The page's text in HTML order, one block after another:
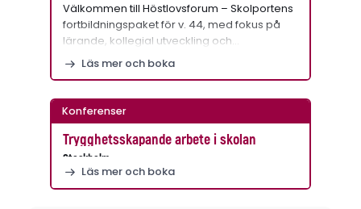
Välkommen till Höstlovsforum – Skolportens
fortbildningspaket för v. 44, med fokus på
lärande, kollegial utveckling och…
Läs mer och boka
Konferenser
Trygghetsskapande arbete i skolan
Stockholm
Läs mer och boka